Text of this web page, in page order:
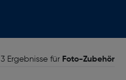
3 Ergebnisse für Foto-Zubehör